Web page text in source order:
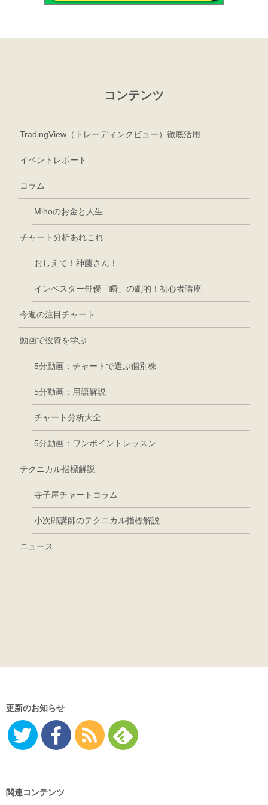
コンテンツ
TradingView（トレーディングビュー）徹底活用
イベントレポート
コラム
Mihoのお金と人生
チャート分析あれこれ
おしえて！神藤さん！
インベスター俳優「瞬」の劇的！初心者講座
今週の注目チャート
動画で投資を学ぶ
5分動画：チャートで選ぶ個別株
5分動画：用語解説
チャート分析大全
5分動画：ワンポイントレッスン
テクニカル指標解説
寺子屋チャートコラム
小次郎講師のテクニカル指標解説
ニュース
更新のお知らせ
関連コンテンツ